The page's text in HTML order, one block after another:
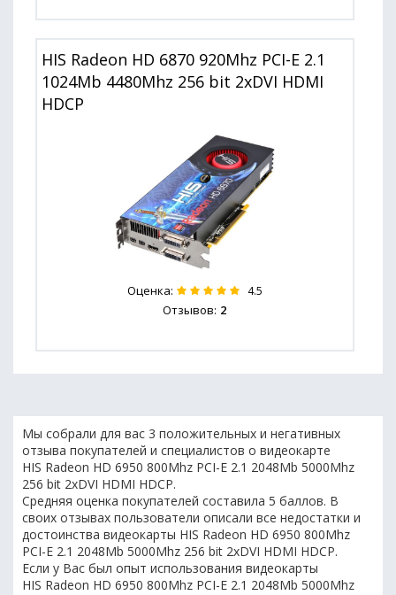
HIS Radeon HD 6870 920Mhz PCI-E 2.1
1024Mb 4480Mhz 256 bit 2xDVI HDMI
HDCP
Оценка: 4.5
Отзывов: 2
Мы собрали для вас 3 положительных и негативных
отзыва покупателей и специалистов о видеокарте
HIS Radeon HD 6950 800Mhz PCI-E 2.1 2048Mb 5000Mhz
256 bit 2xDVI HDMI HDCP.
Средняя оценка покупателей составила 5 баллов. В
своих отзывах пользователи описали все недостатки и
достоинства видеокарты HIS Radeon HD 6950 800Mhz
PCI-E 2.1 2048Mb 5000Mhz 256 bit 2xDVI HDMI HDCP.
Если у Вас был опыт использования видеокарты
HIS Radeon HD 6950 800Mhz PCI-E 2.1 2048Mb 5000Mhz